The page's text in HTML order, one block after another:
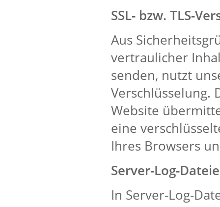
SSL- bzw. TLS-
Aus
vertraulicher
senden, nutzt
Verschlüsselung.
Website
eine
Ihres Browsers
Server-Log-
In Server-Log-